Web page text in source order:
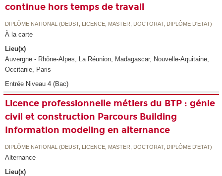
continue hors temps de travail
DIPLÔME NATIONAL (DEUST, LICENCE, MASTER, DOCTORAT, DIPLÔME D'ETAT)
À la carte
Lieu(x)
Auvergne - Rhône-Alpes, La Réunion, Madagascar, Nouvelle-Aquitaine,
Occitanie, Paris
Entrée Niveau 4 (Bac)
Licence professionnelle métiers du BTP : génie
civil et construction Parcours Building
Information modeling en alternance
DIPLÔME NATIONAL (DEUST, LICENCE, MASTER, DOCTORAT, DIPLÔME D'ETAT)
Alternance
Lieu(x)